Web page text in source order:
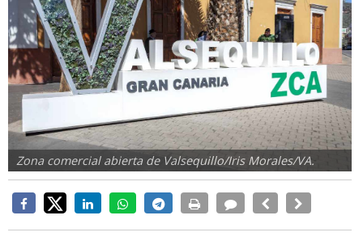
Zona comercial abierta de Valsequillo/Iris Morales/VA.